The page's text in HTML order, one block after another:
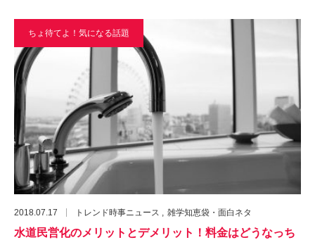
ちょ待てよ！気になる話題
2018.07.17 トレンド時事ニュース 雑学知恵袋・面白ネタ
水道民営化のメリットとデメリット！料金はどうなっち